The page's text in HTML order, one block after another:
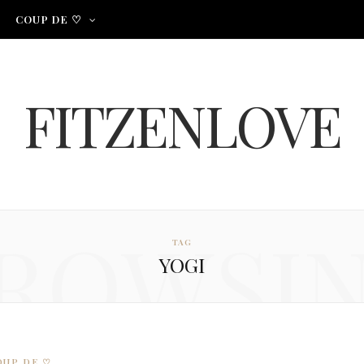
COUP DE ♡
FITZENLOVE
TAG
YOGI